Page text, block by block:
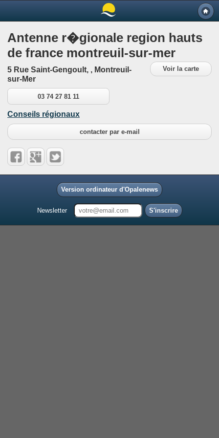
Antenne r�gionale region hauts
de france montreuil-sur-mer
Voir la carte
5 Rue Saint-Gengoult, , Montreuil-
sur-Mer
03 74 27 81 11
Conseils régionaux
contacter par e-mail
Version ordinateur d'Opalenews
Newsletter S'inscrire